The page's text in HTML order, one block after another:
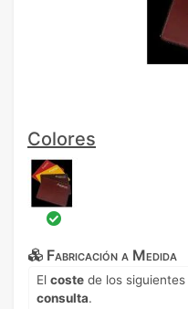
Colores
Fabricación a Medida
El coste de los
consulta.